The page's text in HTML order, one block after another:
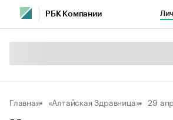
РБК Компании
Главная «Алтайская Здравница» 29